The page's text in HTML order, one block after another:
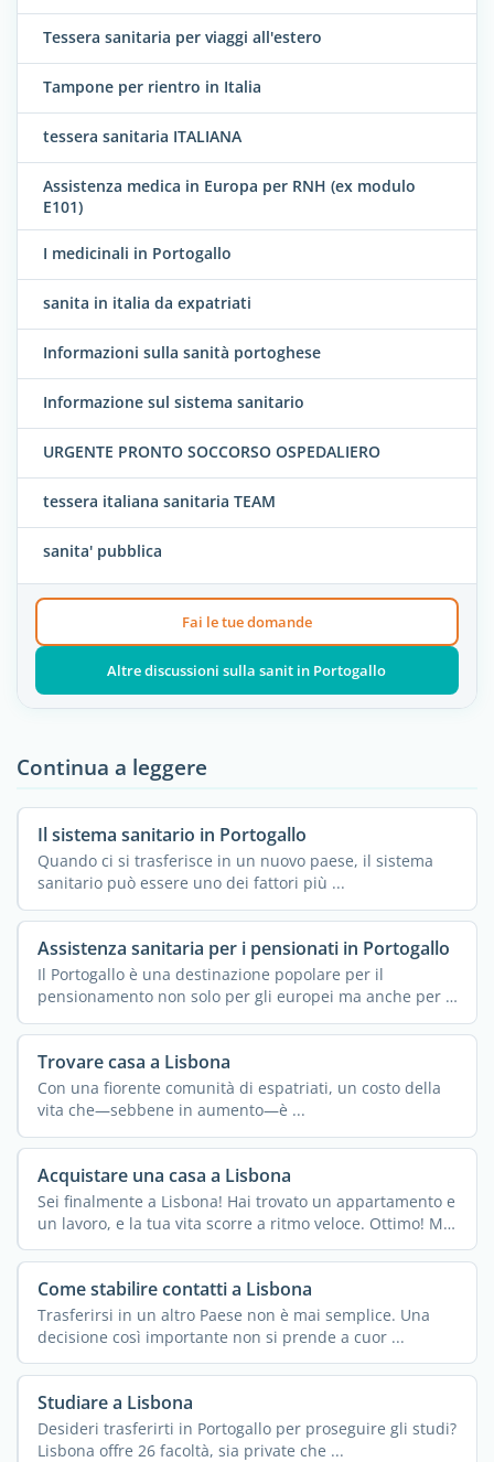
Tessera sanitaria per viaggi all'estero
Tampone per rientro in Italia
tessera sanitaria ITALIANA
Assistenza medica in Europa per RNH (ex modulo
E101)
I medicinali in Portogallo
sanita in italia da expatriati
Informazioni sulla sanità portoghese
Informazione sul sistema sanitario
URGENTE PRONTO SOCCORSO OSPEDALIERO
tessera italiana sanitaria TEAM
sanita' pubblica
Fai le tue domande
Altre discussioni sulla sanit in Portogallo
Continua a leggere
Il sistema sanitario in Portogallo
Quando ci si trasferisce in un nuovo paese, il sistema
sanitario può essere uno dei fattori più ...
Assistenza sanitaria per i pensionati in Portogallo
Il Portogallo è una destinazione popolare per il
pensionamento non solo per gli europei ma anche per i
...
Trovare casa a Lisbona
Con una fiorente comunità di espatriati, un costo della
vita che—sebbene in aumento—è ...
Acquistare una casa a Lisbona
Sei finalmente a Lisbona! Hai trovato un appartamento e
un lavoro, e la tua vita scorre a ritmo veloce. Ottimo! Ma
...
Come stabilire contatti a Lisbona
Trasferirsi in un altro Paese non è mai semplice. Una
decisione così importante non si prende a cuor ...
Studiare a Lisbona
Desideri trasferirti in Portogallo per proseguire gli studi?
Lisbona offre 26 facoltà, sia private che ...